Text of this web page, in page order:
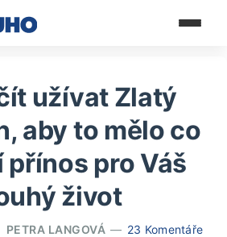
užívat Zlatý
aby to mělo co
přínos pro Váš
život
PETRA LANGOVÁ 23 Komentáře